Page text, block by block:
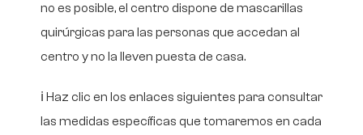
no es posible, el centro dispone de mascarillas
quirúrgicas para las personas que accedan al
centro y no la lleven puesta de casa.
ℹ️ Haz clic en los enlaces siguientes para consultar
las medidas específicas que tomaremos en cada